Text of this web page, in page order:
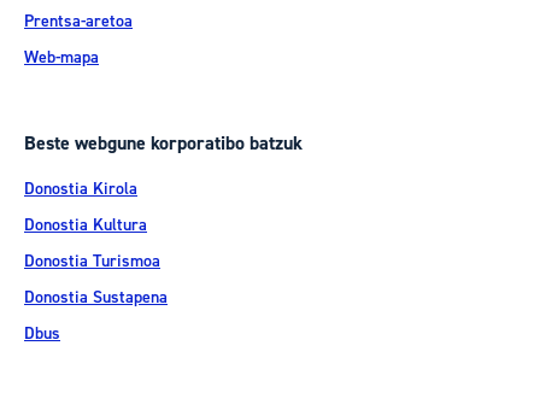
Prentsa-aretoa
Web-mapa
Beste webgune korporatibo batzuk
Donostia Kirola
Donostia Kultura
Donostia Turismoa
Donostia Sustapena
Dbus